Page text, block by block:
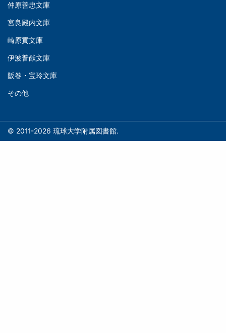
ー
シ
ョ
ン
ッ
タ
(Left)
仲原善忠文庫
文
(Middle)
宮良殿内文庫
崎原貢文庫
伊波普猷文庫
文
庫
阪巻・宝玲文庫
その他
© 2011-2026 琉球大学附属図書館.